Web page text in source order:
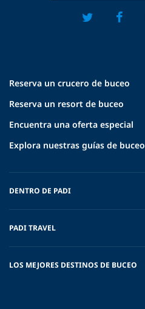
Reserva un crucero de buceo
Reserva un resort de buceo
Encuentra una oferta especial
Explora nuestras guías de buceo
DENTRO DE PADI
PADI TRAVEL
LOS MEJORES DESTINOS DE BUCEO